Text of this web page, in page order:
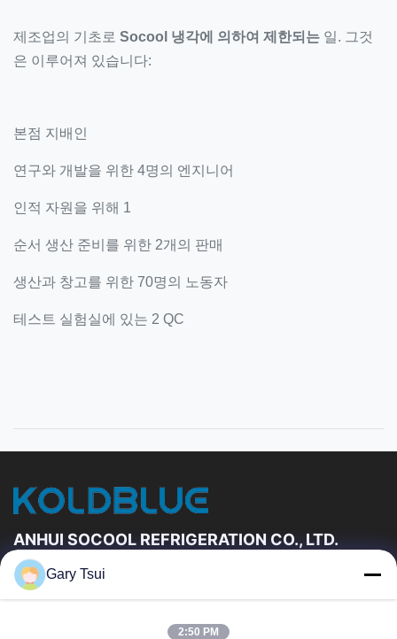
제조업의 기초로 Socool 냉각에 의하여 제한되는 일. 그것
은 이루어져 있습니다:
본점 지배인
연구와 개발을 위한 4명의 엔지니어
인적 자원을 위해 1
순서 생산 준비를 위한 2개의 판매
생산과 창고를 위한 70명의 노동자
테스트 실험실에 있는 2 QC
ANHUI SOCOOL REFRIGERATION CO., LTD.
빠른 링크Gary Tsui
2:50 PM